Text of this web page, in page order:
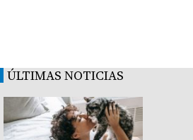
ÚLTIMAS NOTICIAS